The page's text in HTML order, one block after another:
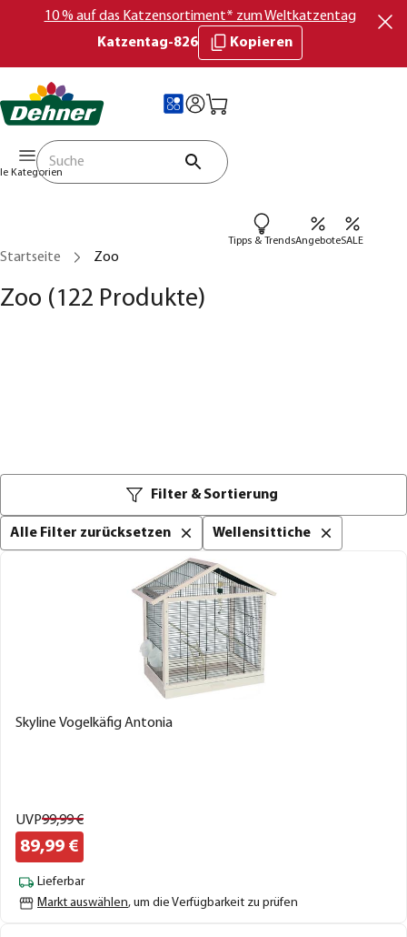
10 % auf das Katzensortiment* zum Weltkatzentag
Katzentag-826
Kopieren
Kategorien
Tipps & TrendsAngeboteSALE
Startseite Zoo
Zoo (122 Produkte)
Filter & Sortierung
Alle Filter zurücksetzen Wellensittiche
Skyline Vogelkäfig Antonia
UVP99,99€
89,99 €
Lieferbar
Markt auswählen, um die Verfügbarkeit zu prüfen